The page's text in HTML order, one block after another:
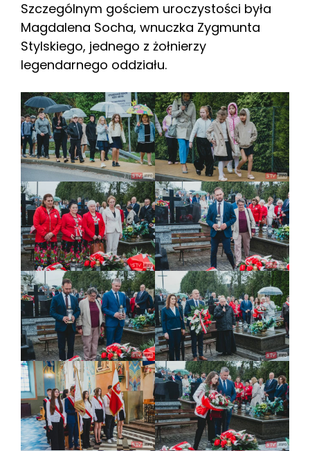
Szczególnym gościem uroczystości była
Magdalena Socha, wnuczka Zygmunta
Stylskiego, jednego z żołnierzy
legendarnego oddziału.